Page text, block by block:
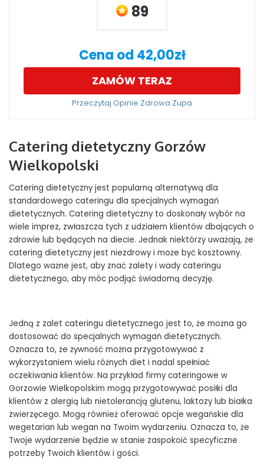
89
Cena od 42,00zł
ZAMÓW TERAZ
Przeczytaj Opinie Zdrowa Zupa
Catering dietetyczny Gorzów
Wielkopolski
Catering dietetyczny jest popularną alternatywą dla
standardowego cateringu dla specjalnych wymagań
dietetycznych. Catering dietetyczny to doskonały wybór na
wiele imprez, zwłaszcza tych z udziałem klientów dbających o
zdrowie lub będących na diecie. Jednak niektórzy uważają, że
catering dietetyczny jest niezdrowy i może być kosztowny.
Dlatego ważne jest, aby znać zalety i wady cateringu
dietetycznego, aby móc podjąć świadomą decyzję.
Jedną z zalet cateringu dietetycznego jest to, że można go
dostosować do specjalnych wymagań dietetycznych.
Oznacza to, że żywność można przygotowywać z
wykorzystaniem wielu różnych diet i nadal spełniać
oczekiwania klientów. Na przykład firmy cateringowe w
Gorzowie Wielkopolskim mogą przygotowywać posiłki dla
klientów z alergią lub nietolerancją glutenu, laktozy lub białka
zwierzęcego. Mogą również oferować opcje wegańskie dla
wegetarian lub wegan na Twoim wydarzeniu. Oznacza to, że
Twoje wydarzenie będzie w stanie zaspokoić specyficzne
potrzeby Twoich klientów i gości.